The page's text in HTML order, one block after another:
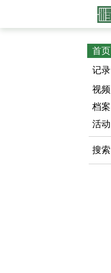
首页
记录
视频
档案
活动
搜索